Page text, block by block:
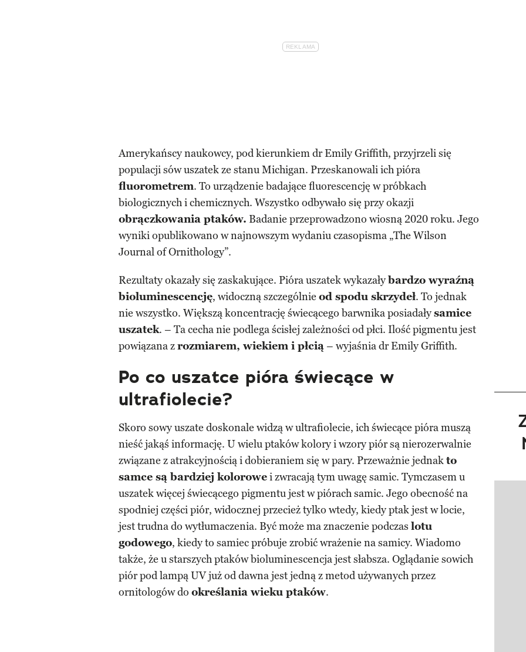
Amerykańscy naukowcy, pod kierunkiem dr Emily Griffith, przyjrzeli się
populacji sów uszatek ze stanu Michigan. Przeskanowali ich pióra
fluorometrem. To urządzenie badające fluorescencję w próbkach
biologicznych i chemicznych. Wszystko odbywało się przy okazji
obrączkowania ptaków. Badanie przeprowadzono wiosną 2020 roku. Jego
wyniki opublikowano w najnowszym wydaniu czasopisma „The Wilson
Journal of Ornithology”.
Rezultaty okazały się zaskakujące. Pióra uszatek wykazałybardzo wyraźną
bioluminescencję, widoczną szczególnie od spodu skrzydeł. To jednak
nie wszystko. Większą koncentrację świecącego barwnika posiadałysamice
uszatek. – Ta cecha nie podlega ścisłej zależności od płci. Ilość pigmentu jest
powiązana zrozmiarem, wiekiem i płcią– wyjaśnia dr Emily Griffith.
Po co uszatce pióra świecące w
ultrafiolecie?
Skoro sowy uszate doskonale widzą w ultrafiolecie, ich świecące pióra muszą
nieść jakąś informację. U wielu ptaków kolory i wzory piór są nierozerwalnie
związane z atrakcyjnością i dobieraniem się w pary. Przeważnie jednakto
samce są bardziej kolorowei zwracają tym uwagę samic. Tymczasem u
uszatek więcej świecącego pigmentu jest w piórach samic. Jego obecność na
spodniej części piór, widocznej przecież tylko wtedy, kiedy ptak jest w locie,
jest trudna do wytłumaczenia. Być może ma znaczenie podczas lotu
godowego, kiedy to samiec próbuje zrobić wrażenie na samicy. Wiadomo
także, że u starszych ptaków bioluminescencja jest słabsza. Oglądanie sowich
piór pod lampą UV już od dawna jest jedną z metod używanych przez
ornitologów do określania wieku ptaków.